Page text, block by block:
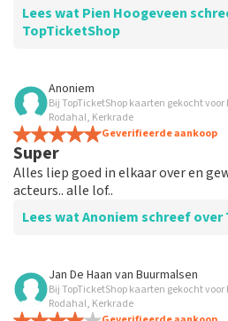
Lees wat Pien Hoogeveen schreef over
TopTicketShop
Beoordeling van Pien Hoogeveen over
Prima
Uitstekend
Anoniem
Bij TopTicketShop kaarten gekocht
Rodahal, Kerkrade
Geverifieerde aankoop
Super
Alles liep goed in elkaar over en
acteurs.. alle lof..
Lees wat Anoniem schreef
Beoordeling van Anoniem over
Aalles was duidelijk
Jan De Haan van Buurmalsen
Bij TopTicketShop kaarten gekocht
Rodahal, Kerkrade